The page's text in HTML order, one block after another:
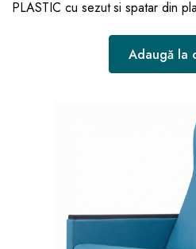
PLASTIC cu sezut si spatar din
Adaugă la